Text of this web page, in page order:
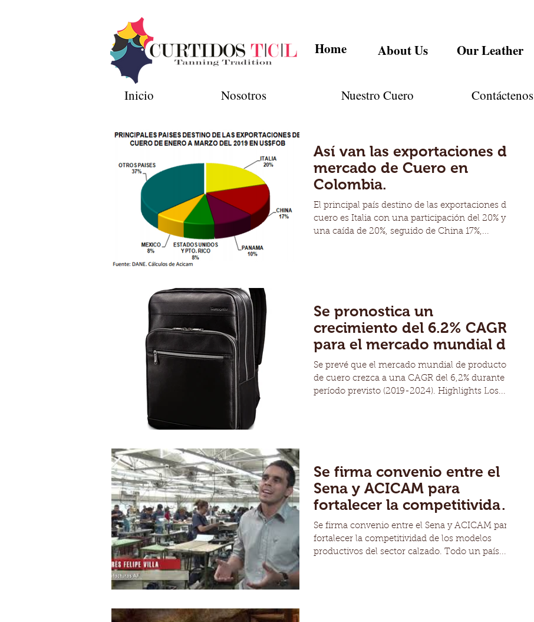
Home About Us Our Leather
Inicio Nosotros Nuestro Cuero Contáctenos
Así van las exportaciones del
mercado de Cuero en
Colombia.
El principal país destino de las exportaciones de
cuero es Italia con una participación del 20% y
una caída de 20%, seguido de China 17%,...
Se pronostica un
crecimiento del 6.2% CAGR
para el mercado mundial de
productos de cuero de la
mano
Se prevé que el mercado mundial de productos
de cuero crezca a una CAGR del 6,2% durante el
período previsto (2019-2024). Highlights Los...
Se firma convenio entre el
Sena y ACICAM para
fortalecer la competitividad
de los modelos productivo
Se firma convenio entre el Sena y ACICAM para
fortalecer la competitividad de los modelos
productivos del sector calzado. Todo un país...